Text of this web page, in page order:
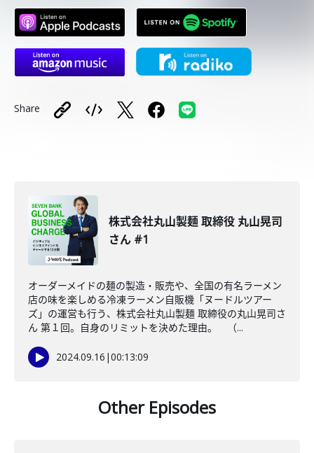
Share
株式会社丸山製麺 取締役 丸山晃司
さん #1
オーダーメイドの麺の製造・販売や、全国の有名ラーメン
店の味を楽しめる冷凍ラーメン自販機「ヌードルツアー
ズ」の運営も行う、株式会社丸山製麺 取締役の丸山晃司さ
ん 第１回。自身のリミットを決めた理由。 （...
2024.09.16 |00:13:09
Other Episodes